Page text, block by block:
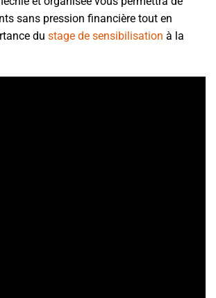
sans pression financière tout en
du stage de sensibilisation à la